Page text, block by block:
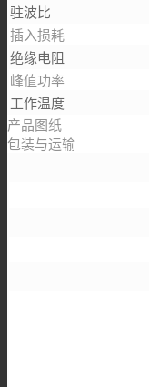
驻波比
插入损耗
绝缘电阻
峰值功率
工作温度
产品图纸
包装与运输